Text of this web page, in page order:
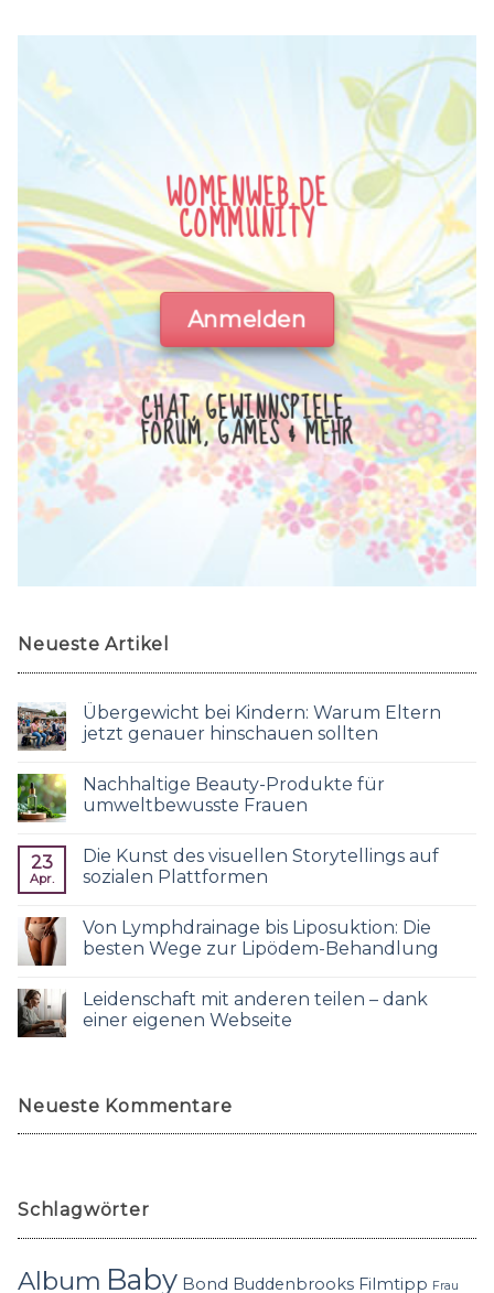
WOMENWEB.DE
COMMUNITY
Anmelden
CHAT, GEWINNSPIELE,
FORUM, GAMES & MEHR
Neueste Artikel
Übergewicht bei Kindern: Warum Eltern
jetzt genauer hinschauen sollten
Nachhaltige Beauty-Produkte für
umweltbewusste Frauen
23
Apr.
Die Kunst des visuellen Storytellings auf
sozialen Plattformen
Von Lymphdrainage bis Liposuktion: Die
besten Wege zur Lipödem-Behandlung
Leidenschaft mit anderen teilen – dank
einer eigenen Webseite
Neueste Kommentare
Schlagwörter
Album Baby Bond Buddenbrooks Filmtipp Frau